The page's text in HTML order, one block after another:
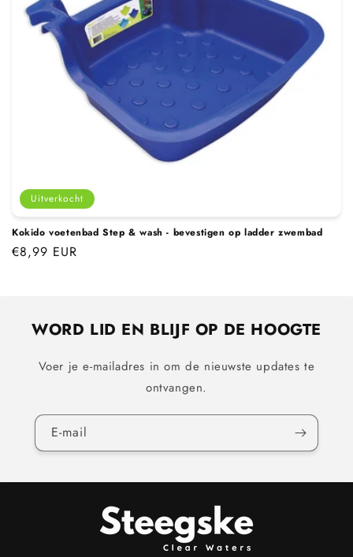
e
:
Uitverkocht
Kokido voetenbad Step & wash - bevestigen op ladder zwembad
Normale
€8,99 EUR
WORD LID EN BLIJF OP DE HOOGTE
Voer je e-mailadres in om de nieuwste updates te
ontvangen.
E‑mail